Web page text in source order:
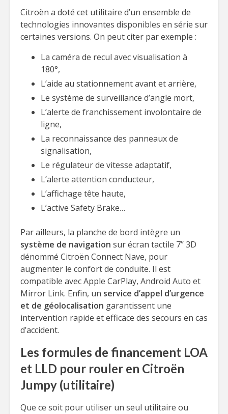
Citroën a doté cet utilitaire d’un ensemble de
technologies innovantes disponibles en série sur
certaines versions. On peut citer par exemple :
La caméra de recul avec visualisation à
180°,
L’aide au stationnement avant et arrière,
Le système de surveillance d’angle mort,
L’alerte de franchissement involontaire de
ligne,
La reconnaissance des panneaux de
signalisation,
Le régulateur de vitesse adaptatif,
L’alerte attention conducteur,
L’affichage tête haute,
L’active Safety Brake…
Par ailleurs, la planche de bord intègre un
système de navigation sur écran tactile 7’’ 3D
dénommé Citroën Connect Nave, pour
augmenter le confort de conduite. Il est
compatible avec Apple CarPlay, Android Auto et
Mirror Link. Enfin, un service d’appel d’urgence
et de géolocalisation garantissent une
intervention rapide et efficace des secours en cas
d’accident.
Les formules de financement LOA
et LLD pour rouler en Citroën
Jumpy (utilitaire)
Que ce soit pour utiliser un seul utilitaire ou